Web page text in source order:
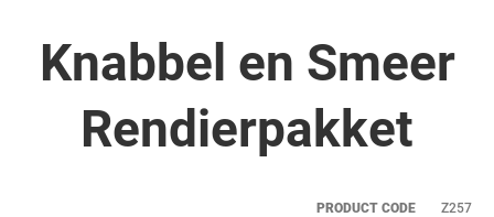
THUISBAKKEN
Knabbel en Smeer
Rendierpakket
PRODUCT CODE Z257